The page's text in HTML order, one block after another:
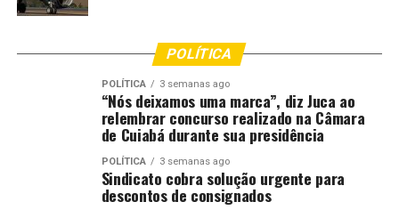
Para o secretário de Estado da Agricultura, EnioBergoli,
o desenvolvimento do meio rural capixaba.
“A produção de tangerina tem papel importante na
diversificação da agricultura do Espírito Santo,
contribuindo para a geração de renda, a
sustentabilidade das propriedades rurais e o
fortalecimento da fruticultura estadual”, destacou
POLÍTICA
POLÍTICA 3 semanas ago
“Nós deixamos uma marca”, diz Juca ao
relembrar concurso realizado na Câmara
de Cuiabá durante sua presidência
POLÍTICA 3 semanas ago
Sindicato cobra solução urgente para
descontos de consignados